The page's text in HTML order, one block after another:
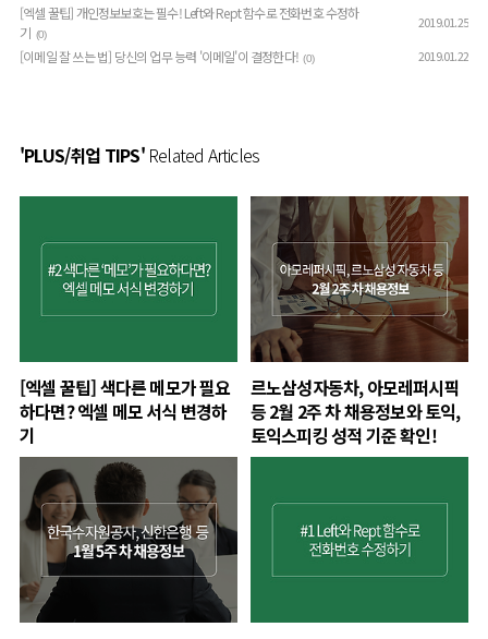
[엑셀 꿀팁] 개인정보보호는 필수! Left와 Rept 함수로 전화번호 수정하
기 (0)
2019.01.25
[이메일 잘 쓰는 법] 당신의 업무 능력 '이메일'이 결정한다! (0) 2019.01.22
'PLUS/취업 TIPS'Related Articles
[엑셀 꿀팁] 색다른 메모가 필요
하다면? 엑셀 메모 서식 변경하
기
르노삼성자동차, 아모레퍼시픽
등 2월 2주 차 채용정보와 토익,
토익스피킹 성적 기준 확인!